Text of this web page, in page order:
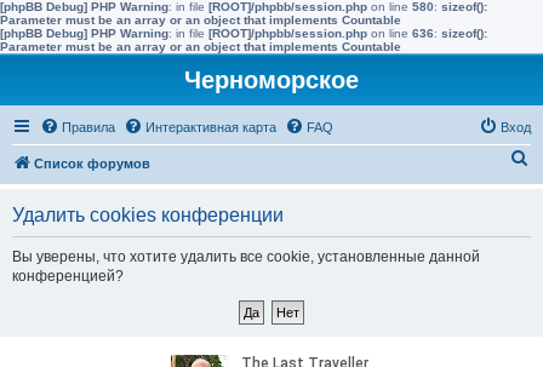
[phpBB Debug] PHP Warning: in file [ROOT]/phpbb/session.php on line 580: sizeof():
Parameter must be an array or an object that implements Countable
[phpBB Debug] PHP Warning: in file [ROOT]/phpbb/session.php on line 636: sizeof():
Parameter must be an array or an object that implements Countable
Черноморское
Правила Интерактивная карта FAQ Вход
Список форумов
Удалить cookies конференции
Вы уверены, что хотите удалить все cookie, установленные данной
конференцией?